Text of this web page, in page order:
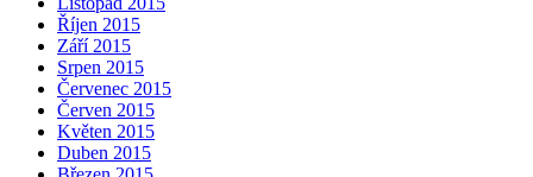
Říjen 2015
Září 2015
Srpen 2015
Červenec 2015
Červen 2015
Květen 2015
Duben 2015